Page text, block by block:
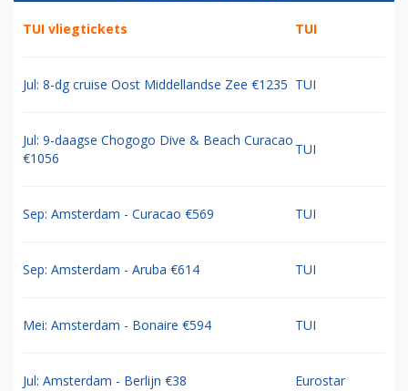
TUI vliegtickets TUI
Jul: 8-dg cruise Oost Middellandse Zee €1235 TUI
Jul: 9-daagse Chogogo Dive & Beach Curacao
€1056
TUI
Sep: Amsterdam - Curacao €569 TUI
Sep: Amsterdam - Aruba €614 TUI
Mei: Amsterdam - Bonaire €594 TUI
Jul: Amsterdam - Berlijn €38 Eurostar